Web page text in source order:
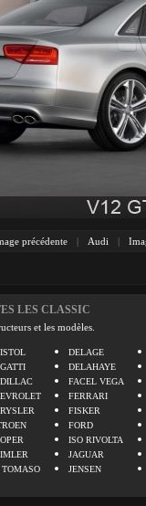
précédente | Audi |
LES CLASSIC
et les modèles.
TOMASO
DELAGE
DELAHAYE
FACEL VEGA
FERRARI
FISKER
FORD
ISO RIVOLTA
JAGUAR
JENSEN